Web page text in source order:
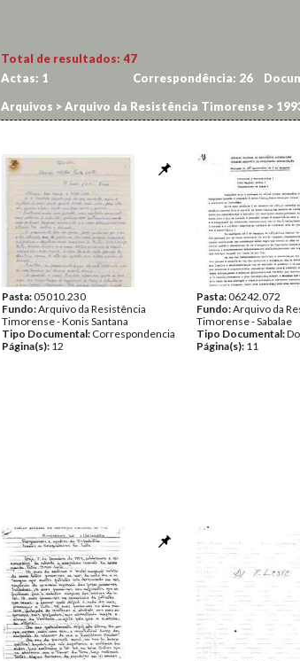
Total de resultados: 47
Actas: 1 Correspondência: 26
Arquivos >Arquivo da Resistência Timorense >
Pasta:05010.230
Fundo:Arquivo da Resistência
Timorense - Konis Santana
Tipo Documental: Correspondencia
Página(s): 12
Pasta:06242.072
Fundo:Arquivo da
Timorense - Sabalae
Tipo Documental:
Página(s): 11